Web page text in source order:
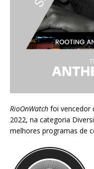
RioOnWatch foi vencedor
2022, na categoria
melhores programas de